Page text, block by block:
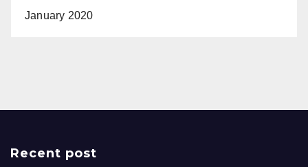
January 2020
Recent post